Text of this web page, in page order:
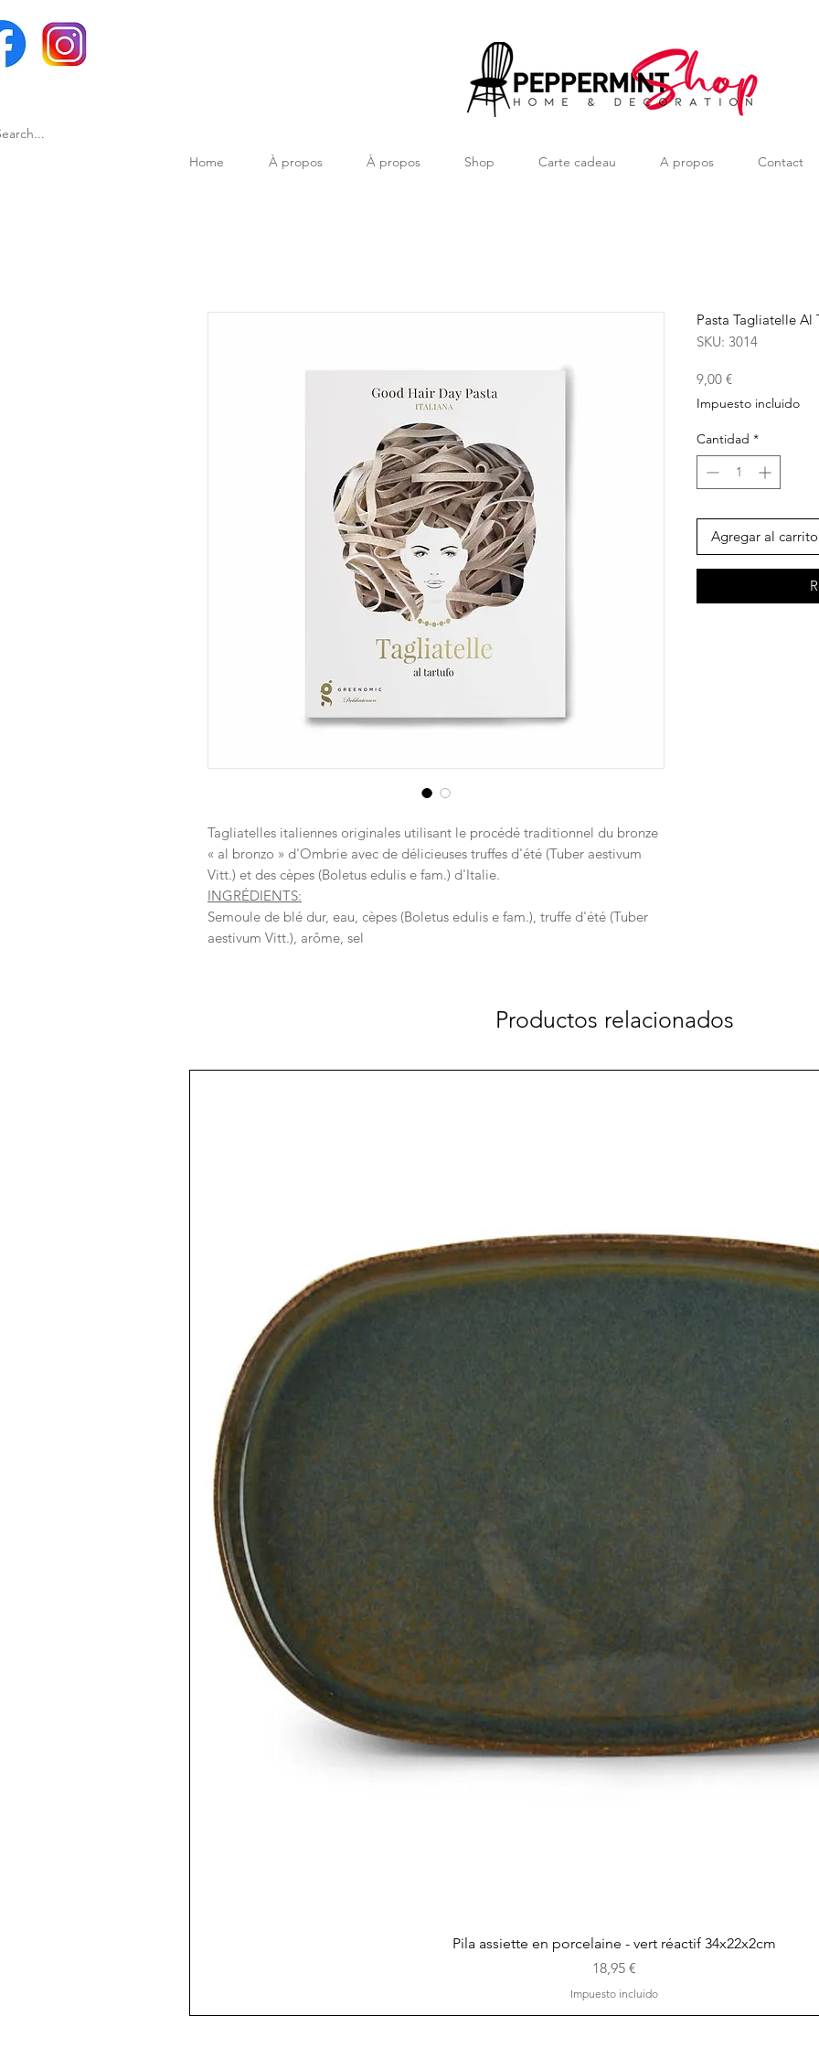
Home À propos À propos Shop Carte cadeau A propos Contact
Tagliatelles italiennes originales utilisant le procédé traditionnel du bronze
« al bronzo » d'Ombrie avec de délicieuses truffes d'été (Tuber aestivum
Vitt.) et des cèpes (Boletus edulis e fam.) d'Italie.
INGRÉDIENTS:
Semoule de blé dur, eau, cèpes (Boletus edulis e fam.), truffe d'été (Tuber
aestivum Vitt.), arôme, sel
Pasta Tagliatelle
SKU: 3014
9,00 €Precio
Impuesto incluido
Cantidad *
Agregar al carrito
Productos relacionados
Vista rápida
Pila assiette en porcelaine - vert réactif 34x22x2cm
Precio
18,95 €
Impuesto incluido